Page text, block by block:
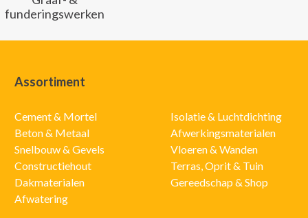
funderingswerken
Assortiment
Cement & Mortel
Beton & Metaal
Snelbouw & Gevels
Constructiehout
Dakmaterialen
Afwatering
Isolatie & Luchtdichting
Afwerkingsmaterialen
Vloeren & Wanden
Terras, Oprit & Tuin
Gereedschap & Shop